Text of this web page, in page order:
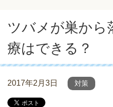
ツバメが巣から
療はできる？
2017年2月3日 対策